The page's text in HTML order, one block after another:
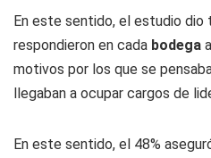
En este sentido, el estudio dio
respondieron en cada bodega
motivos por los que se
llegaban a ocupar cargos de
En este sentido, el 48%